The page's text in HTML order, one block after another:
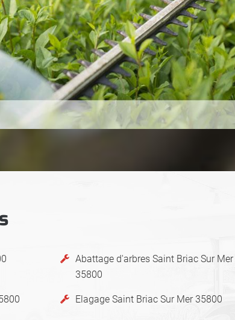
Abattage d'arbres Saint Briac Sur Mer
35800
Elagage Saint Briac Sur Mer 35800